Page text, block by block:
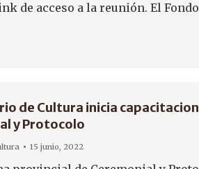
de acceso a la reunión. El
de Cultura inicia
y Protocolo
15 junio, 2022